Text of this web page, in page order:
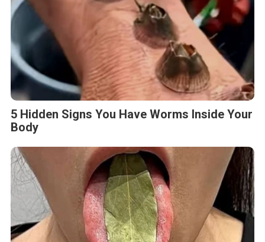
5 Hidden Signs You Have Worms Inside Your
Body